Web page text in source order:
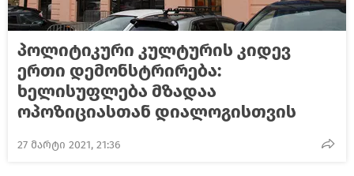
პოლიტიკური კულტურის კიდევ
ერთი დემონსტრირება:
ხელისუფლება მზადაა
ოპოზიციასთან დიალოგისთვის
27 მარტი 2021, 21:36